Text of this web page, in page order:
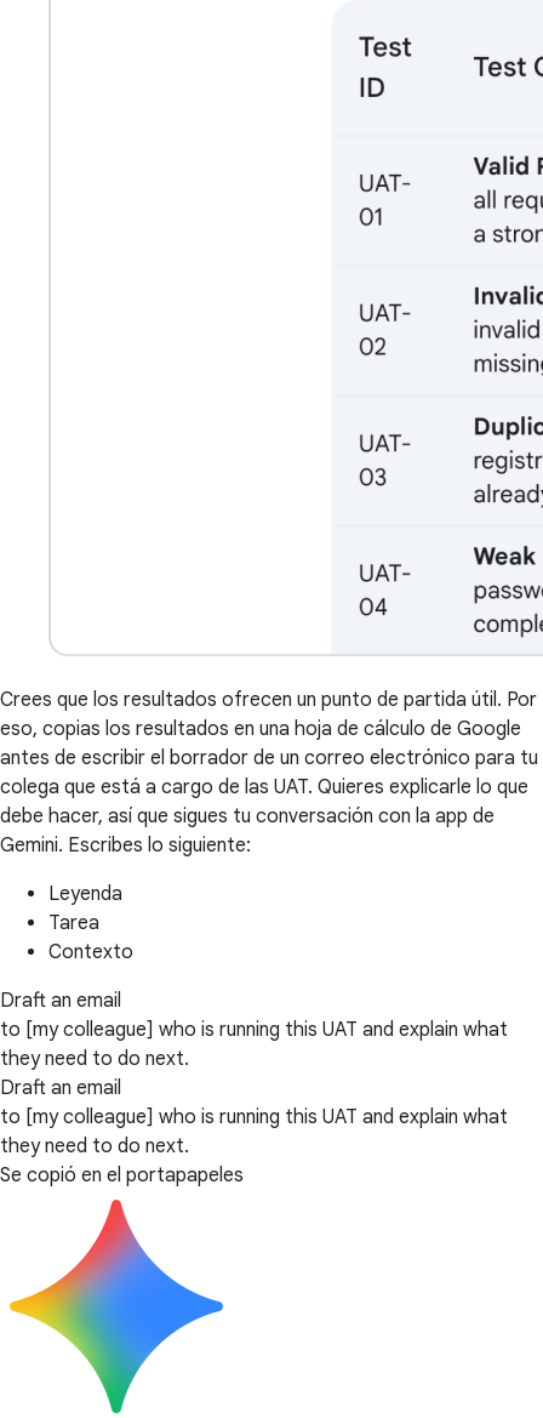
Crees que los resultados ofrecen un punto de partida útil. Por
eso, copias los resultados en una hoja de cálculo de Google
antes de escribir el borrador de un correo electrónico para tu
colega que está a cargo de las UAT. Quieres explicarle lo que
debe hacer, así que sigues tu conversación con la app de
Gemini. Escribes lo siguiente:
Leyenda
Tarea
Contexto
Draft an email
to [my colleague] who is running this UAT and explain what
they need to do next.
Draft an email
to [my colleague] who is running this UAT and explain what
they need to do next.
Se copió en el portapapeles